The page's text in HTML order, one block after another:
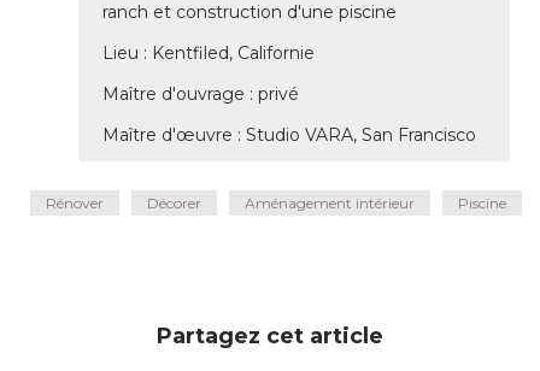
ranch et construction d'une piscine
Lieu : Kentfiled, Californie
Maître d'ouvrage : privé
Maître d'œuvre : Studio VARA, San Francisco
Rénover Décorer Aménagement intérieur Piscine
Partagez cet article